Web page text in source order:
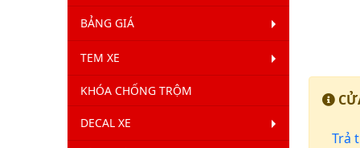
BẢNG GIÁ
TEM XE
KHÓA CHỐNG TRỘM
DECAL XE
Trả